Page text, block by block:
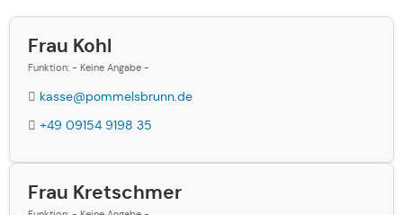
Frau Kohl
Funktion: - Keine Angabe -
kasse@pommelsbrunn.de
+49 09154 9198 35
Frau Kretschmer